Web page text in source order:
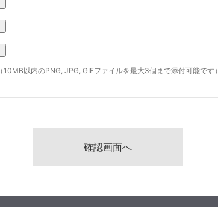
（10MB以内のPNG, JPG, GIFファイルを最大3個まで添付可能です）